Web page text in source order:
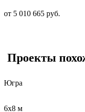
от 5 010 665 руб.
Проекты
Югра
6х8 м